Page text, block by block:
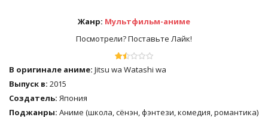
Жанр: Мультфильм-аниме
Посмотрели? Поставьте Лайк!
В оригинале аниме: Jitsu wa Watashi wa
Выпуск в: 2015
Создатель: Япония
Поджанры: Аниме (школа, сёнэн, фэнтези, комедия, романтика)